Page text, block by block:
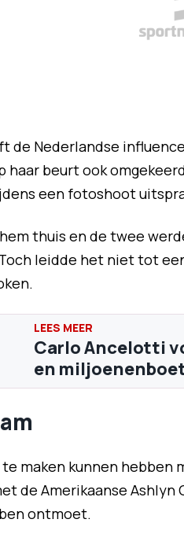
de Nederlandse
haar beurt ook
een fotoshoot
thuis en de twee
leidde het niet tot
Carlo Ancelotti
en
maken kunnen hebben
de Amerikaanse Ashlyn
ontmoet.